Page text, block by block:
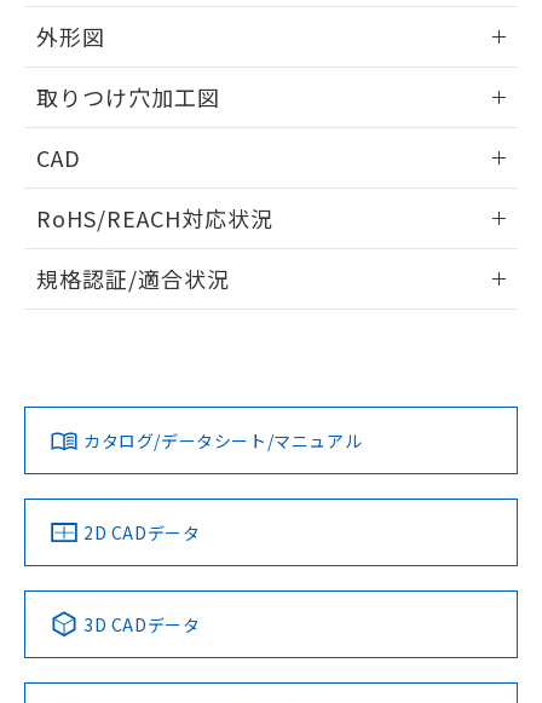
外形図
取りつけ穴加工図
CAD
ドすることができます。
ログイン/会員登録
ダウンロードデータをご利用いただく前に、以下を必ずお読
みください。
ソフトウェアの使用条件
RoHS/REACH対応状況
EU RoHS 注意事項・凡例
対応済み
中国 RoHS 注意事項・凡例
Pb Hg Cd Cr(VI)
規格認証/適合状況
カタログ/データシート/マニュアル
2D CADデータ
3D CADデータ
および当社の共同利用者が、当社の製
引・商談に必要な範囲で利用すること
をご了承ください。
※当社の共同利用者とは、
指します。
下記の非含有証明書をダウンロードするこ
とができます。
EU RoHS指令（10物質）の非含有証明書
51物質の非含有証明書（当社基準）
るもので、過去に遡って非含有を証明する
ものではありません。
また、RoHS指令のフタル酸エステル類４
荷製品に未対応品が混在することから備考
欄に対応日を記載しておりました。
す。